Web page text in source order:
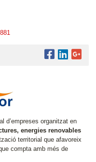
d’empreses organitzat en
energies renovables
territorial que afavoreix
compta amb més de